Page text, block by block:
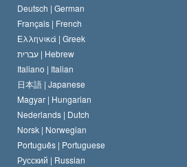
Deutsch | German
Français | French
Ελληνικά | Greek
עברית | Hebrew
Italiano | Italian
日本語 | Japanese
Magyar | Hungarian
Nederlands | Dutch
Norsk | Norwegian
Português | Portuguese
Русский | Russian